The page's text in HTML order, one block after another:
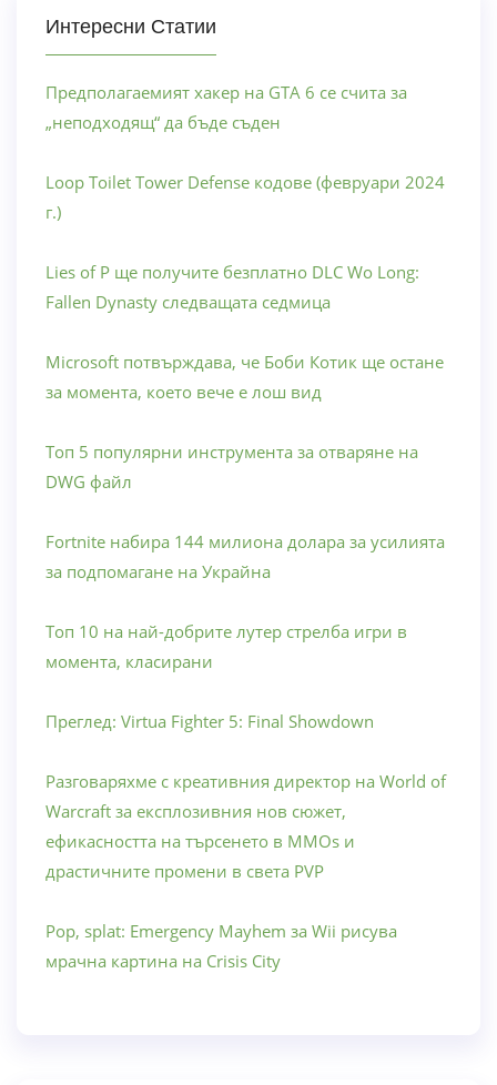
Интересни Статии
Предполагаемият хакер на GTA 6 се счита за
„неподходящ“ да бъде съден
Loop Toilet Tower Defense кодове (февруари 2024
г.)
Lies of P ще получите безплатно DLC Wo Long:
Fallen Dynasty следващата седмица
Microsoft потвърждава, че Боби Котик ще остане
за момента, което вече е лош вид
Топ 5 популярни инструмента за отваряне на
DWG файл
Fortnite набира 144 милиона долара за усилията
за подпомагане на Украйна
Топ 10 на най-добрите лутер стрелба игри в
момента, класирани
Преглед: Virtua Fighter 5: Final Showdown
Разговаряхме с креативния директор на World of
Warcraft за експлозивния нов сюжет,
ефикасността на търсенето в MMOs и
драстичните промени в света PVP
Pop, splat: Emergency Mayhem за Wii рисува
мрачна картина на Crisis City